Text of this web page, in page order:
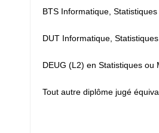
BTS Informatique,
DUT Informatique,
DEUG (L2) en Statistiques
Tout autre diplôme jugé